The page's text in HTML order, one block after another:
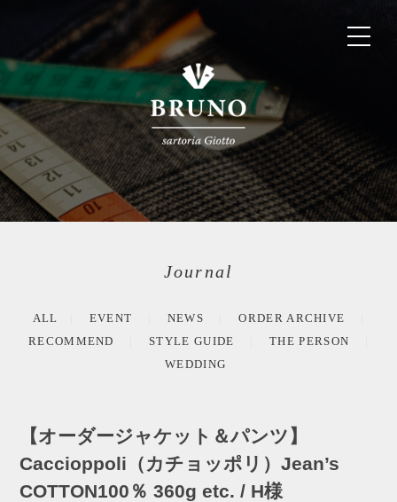
Journal
ALL EVENT NEWS
ORDER ARCHIVE
RECOMMEND
STYLE GUIDE
THE PERSON
WEDDING
【オーダージャケット＆パンツ】
Caccioppoli（カチョッポリ）Jean’s
COTTON100％ 360g etc. / H様